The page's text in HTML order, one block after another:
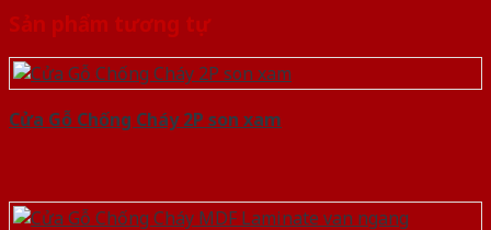
Sản phẩm tương tự
Cửa Gỗ Chống Cháy 2P son xam